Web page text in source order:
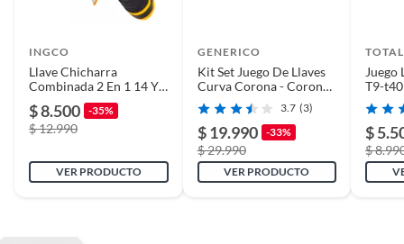
INGCO
Llave Chicharra
Combinada 2 En 1 14 Y
38 Ingco Hrth081438
$ 8.500 -35%
$ 12.990
VER PRODUCTO
GENERICO
Kit Set Juego De Llaves
Curva Corona - Corona
8 Piezas Tmk
3.7 (3)
$ 19.990 -33%
$ 29.990
VER PRODUCTO
Juego
T9-t40
$
$